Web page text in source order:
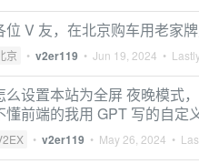
位 V 友，在北京购车用老家
京 • v2er119 • Jun 19, 2024 •
么设置本站为全屏 夜晚模式
懂前端的我用 GPT 写的自定
• v2er119 • May 26, 2024 •